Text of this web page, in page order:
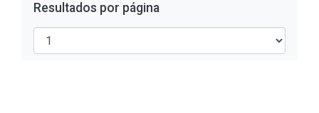
Resultados por página